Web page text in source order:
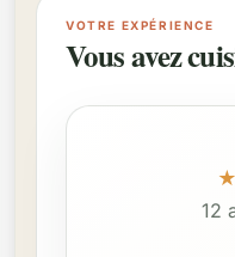
VOTRE EXPÉRIENCE
Vous avez
★
12